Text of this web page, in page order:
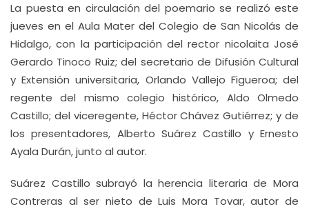
La puesta en circulación del poemario se realizó este
jueves en el Aula Mater del Colegio de San Nicolás de
Hidalgo, con la participación del rector nicolaita José
Gerardo Tinoco Ruiz; del secretario de Difusión Cultural
y Extensión universitaria, Orlando Vallejo Figueroa; del
regente del mismo colegio histórico, Aldo Olmedo
Castillo; del viceregente, Héctor Chávez Gutiérrez; y de
los presentadores, Alberto Suárez Castillo y Ernesto
Ayala Durán, junto al autor.
Suárez Castillo subrayó la herencia literaria de Mora
Contreras al ser nieto de Luis Mora Tovar, autor de